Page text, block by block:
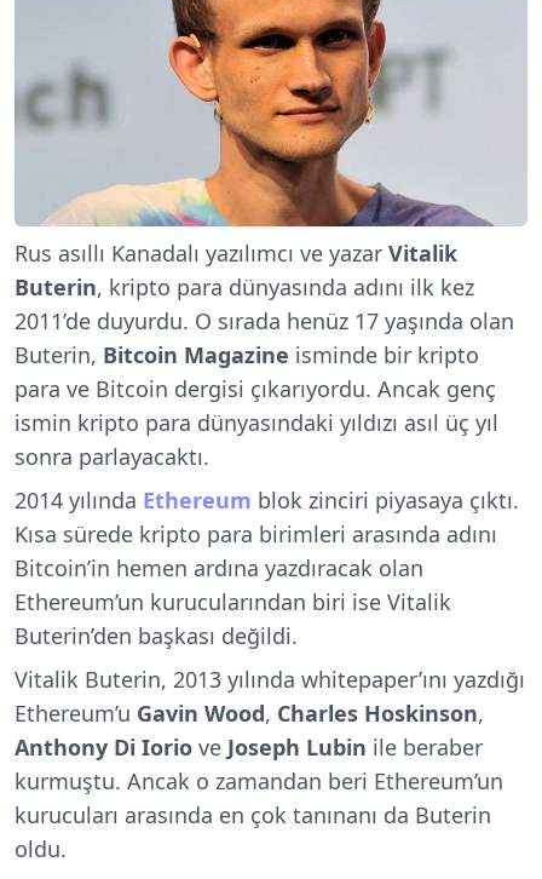
Rus asıllı Kanadalı yazılımcı ve yazar Vitalik
Buterin, kripto para dünyasında adını ilk kez
2011’de duyurdu. O sırada henüz 17 yaşında olan
Buterin, Bitcoin Magazine isminde bir kripto
para ve Bitcoin dergisi çıkarıyordu. Ancak genç
ismin kripto para dünyasındaki yıldızı asıl üç yıl
sonra parlayacaktı.
2014 yılında Ethereum blok zinciri piyasaya çıktı.
Kısa sürede kripto para birimleri arasında adını
Bitcoin’in hemen ardına yazdıracak olan
Ethereum’un kurucularından biri ise Vitalik
Buterin’den başkası değildi.
Vitalik Buterin, 2013 yılında whitepaper’ını yazdığı
Ethereum’u Gavin Wood, Charles Hoskinson,
Anthony Di Iorio ve Joseph Lubin ile beraber
kurmuştu. Ancak o zamandan beri Ethereum’un
kurucuları arasında en çok tanınanı da Buterin
oldu.